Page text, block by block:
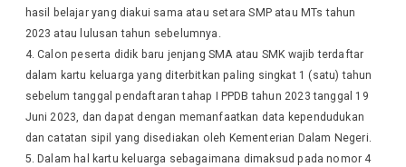
hasil belajar yang diakui sama atau setara SMP atau MTs tahun
2023 atau lulusan tahun sebelumnya.
Calon peserta didik baru jenjang SMA atau SMK wajib terdaftar
dalam kartu keluarga yang diterbitkan paling singkat 1 (satu) tahun
sebelum tanggal pendaftaran tahap I PPDB tahun 2023 tanggal 19
Juni 2023, dan dapat dengan memanfaatkan data kependudukan
dan catatan sipil yang disediakan oleh Kementerian Dalam Negeri.
Dalam hal kartu keluarga sebagaimana dimaksud pada nomor 4